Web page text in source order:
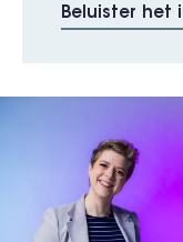
Beluister het